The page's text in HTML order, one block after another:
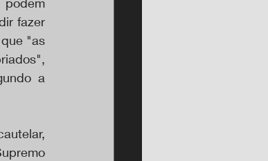
fazer
"as
a